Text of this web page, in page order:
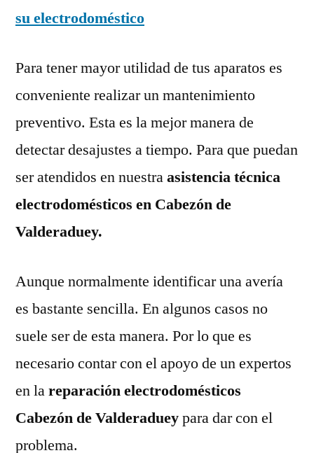
su electrodoméstico
Para tener mayor utilidad de tus aparatos es
conveniente realizar un mantenimiento
preventivo. Esta es la mejor manera de
detectar desajustes a tiempo. Para que puedan
ser atendidos en nuestraasistencia técnica
electrodomésticos en Cabezón de
Valderaduey.
Aunque normalmente identificar una avería
es bastante sencilla. En algunos casos no
suele ser de esta manera. Por lo que es
necesario contar con el apoyo de un expertos
en lareparación electrodomésticos
Cabezón de Valderadueypara dar con el
problema.